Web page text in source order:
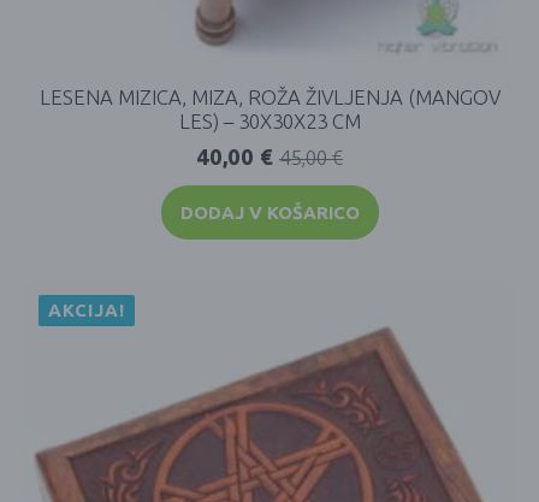
LESENA MIZICA, MIZA, ROŽA ŽIVLJENJA (MANGOV
LES) – 30X30X23 CM
45,00€
40,00 €
DODAJ V KOŠARICO
AKCIJA!